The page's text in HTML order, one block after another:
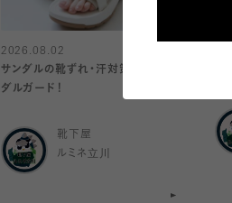
2026.08.02
サンダルの靴ずれ・汗対策に！サン
ダルガード！
靴下屋
ルミネ立川